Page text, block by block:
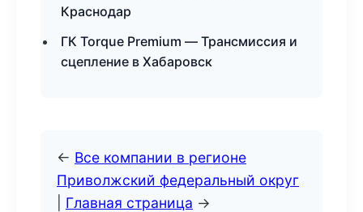
Краснодар
ГК Torque Premium — Трансмиссия и
сцепление в Хабаровск
← Все компании в регионе
Приволжский федеральный округ
Главная страница →